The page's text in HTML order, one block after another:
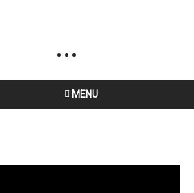
MENU